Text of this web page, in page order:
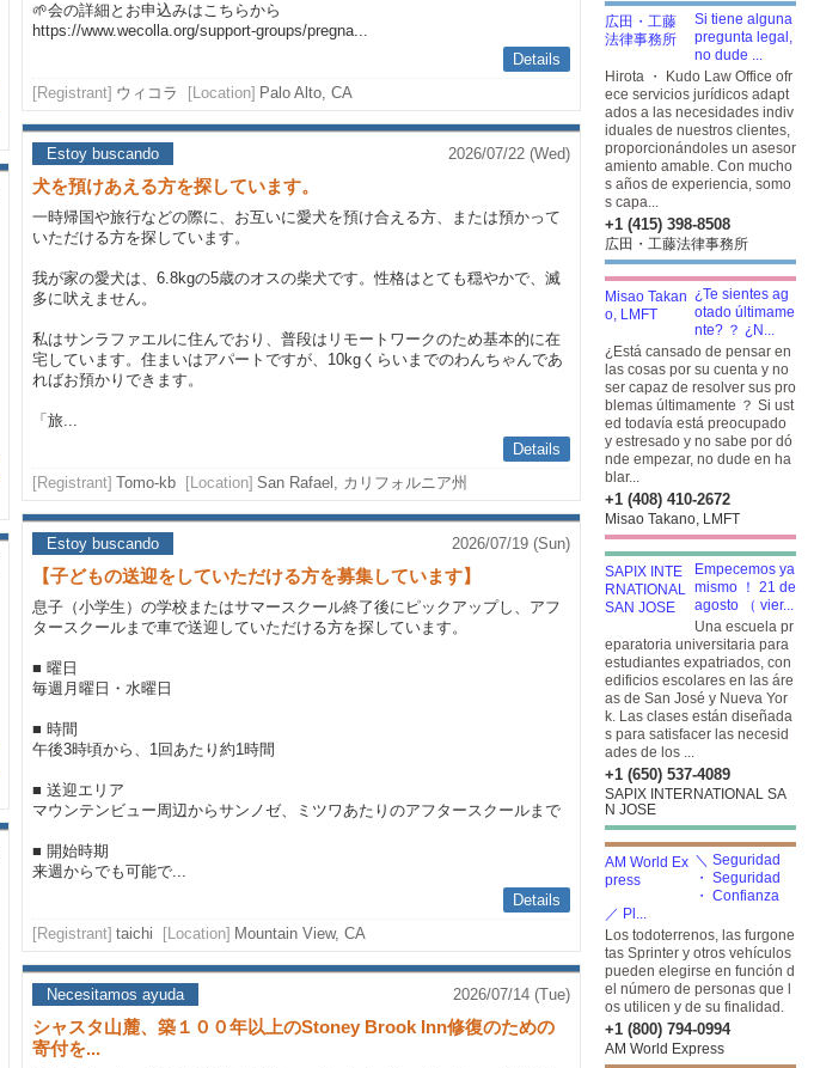
🌱会の詳細とお申込みはこちらから
https://www.wecolla.org/support-groups/pregna...
Details
[Registrant] ウィコラ [Location] Palo Alto, CA
Estoy buscando 2026/07/22 (Wed)
犬を預けあえる方を探しています。
一時帰国や旅行などの際に、お互いに愛犬を預け合える方、または預かって
いただける方を探しています。
我が家の愛犬は、6.8kgの5歳のオスの柴犬です。性格はとても穏やかで、滅
多に吠えません。
私はサンラファエルに住んでおり、普段はリモートワークのため基本的に在
宅しています。住まいはアパートですが、10kgくらいまでのわんちゃんであ
ればお預かりできます。
「旅...
Details
[Registrant] Tomo-kb [Location] San Rafael, カリフォルニア州
Estoy buscando 2026/07/19 (Sun)
【子どもの送迎をしていただける方を募集しています】
息子（小学生）の学校またはサマースクール終了後にピックアップし、アフ
タースクールまで車で送迎していただける方を探しています。
■ 曜日
毎週月曜日・水曜日
■ 時間
午後3時頃から、1回あたり約1時間
■ 送迎エリア
マウンテンビュー周辺からサンノゼ、ミツワあたりのアフタースクールまで
■ 開始時期
来週からでも可能で...
Details
[Registrant] taichi [Location] Mountain View, CA
Necesitamos ayuda 2026/07/14 (Tue)
シャスタ山麓、築１００年以上のStoney Brook Inn修復のための
寄付を...
Si tiene alguna
pregunta legal,
no dude ...
Hirota ・ Kudo Law Office ofr
ece servicios jurídicos adapt
ados a las necesidades indiv
iduales de nuestros clientes,
proporcionándoles un asesor
amiento amable. Con mucho
s años de experiencia, somo
s capa...
+1 (415) 398-8508
広田・工藤法律事務所
¿Te sientes ag
otado últimame
nte? ？ ¿N...
¿Está cansado de pensar en
las cosas por su cuenta y no
ser capaz de resolver sus pro
blemas últimamente ？ Si ust
ed todavía está preocupado
y estresado y no sabe por dó
nde empezar, no dude en ha
blar...
+1 (408) 410-2672
Misao Takano, LMFT
Empecemos ya
mismo ！ 21 de
agosto （ vier...
Una escuela pr
eparatoria universitaria para
estudiantes expatriados, con
edificios escolares en las áre
as de San José y Nueva Yor
k. Las clases están diseñada
s para satisfacer las necesid
ades de los ...
+1 (650) 537-4089
SAPIX INTERNATIONAL SA
N JOSE
＼ Seguridad
・ Seguridad
・ Confianza
／ Pl...
Los todoterrenos, las furgone
tas Sprinter y otros vehículos
pueden elegirse en función d
el número de personas que l
os utilicen y de su finalidad.
+1 (800) 794-0994
AM World Express